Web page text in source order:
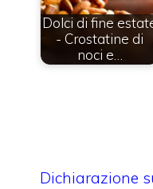
Dolci di fine
- Crostatine di
noci e…
Dichiarazione